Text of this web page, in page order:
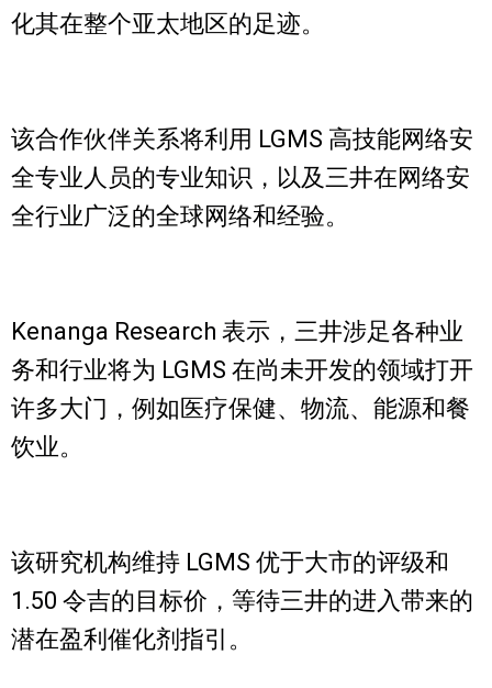
化其在整个亚太地区的足迹。
该合作伙伴关系将利用 LGMS 高技能网络安
全专业人员的专业知识，以及三井在网络安
全行业广泛的全球网络和经验。
Kenanga Research 表示，三井涉足各种业
务和行业将为 LGMS 在尚未开发的领域打开
许多大门，例如医疗保健、物流、能源和餐
饮业。
该研究机构维持 LGMS 优于大市的评级和
1.50 令吉的目标价，等待三井的进入带来的
潜在盈利催化剂指引。